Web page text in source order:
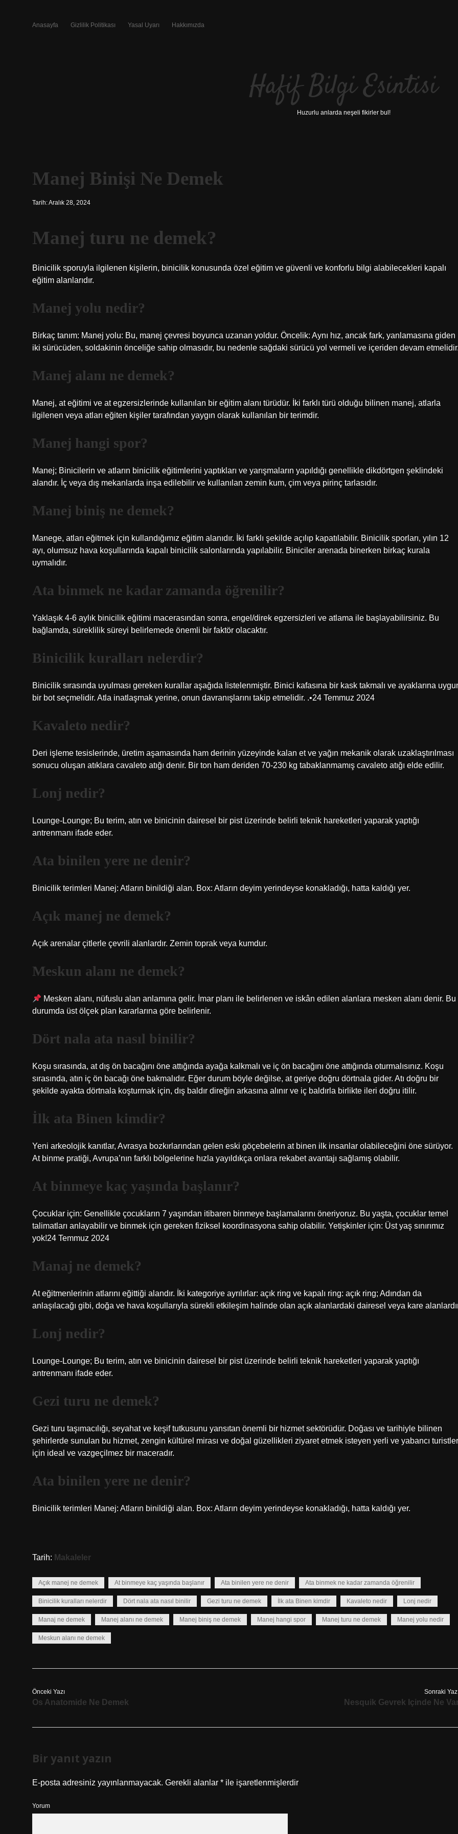
Anasayfa Gizlilik Politikası Yasal Uyarı Hakkımızda
Hafif Bilgi Esintisi
Huzurlu anlarda neşeli fikirler bul!
Manej Binişi Ne Demek
Tarih: Aralık 28, 2024
Manej turu ne demek?
Binicilik sporuyla ilgilenen kişilerin, binicilik konusunda özel eğitim ve güvenli ve konforlu bilgi alabilecekleri kapalı
eğitim alanlarıdır.
Manej yolu nedir?
Birkaç tanım: Manej yolu: Bu, manej çevresi boyunca uzanan yoldur. Öncelik: Aynı hız, ancak fark, yanlamasına giden
iki sürücüden, soldakinin önceliğe sahip olmasıdır, bu nedenle sağdaki sürücü yol vermeli ve içeriden devam
Manej alanı ne demek?
Manej, at eğitimi ve at egzersizlerinde kullanılan bir eğitim alanı türüdür. İki farklı türü olduğu bilinen manej, atlarla
ilgilenen veya atları eğiten kişiler tarafından yaygın olarak kullanılan bir terimdir.
Manej hangi spor?
Manej; Binicilerin ve atların binicilik eğitimlerini yaptıkları ve yarışmaların yapıldığı genellikle dikdörtgen şeklindeki
alandır. İç veya dış mekanlarda inşa edilebilir ve kullanılan zemin kum, çim veya pirinç tarlasıdır.
Manej biniş ne demek?
Manege, atları eğitmek için kullandığımız eğitim alanıdır. İki farklı şekilde açılıp kapatılabilir. Binicilik sporları, yılın 12
ayı, olumsuz hava koşullarında kapalı binicilik salonlarında yapılabilir. Biniciler arenada binerken birkaç kurala
uymalıdır.
Ata binmek ne kadar zamanda öğrenilir?
Yaklaşık 4-6 aylık binicilik eğitimi macerasından sonra, engel/direk egzersizleri ve atlama ile başlayabilirsiniz. Bu
bağlamda, süreklilik süreyi belirlemede önemli bir faktör olacaktır.
Binicilik kuralları nelerdir?
Binicilik sırasında uyulması gereken kurallar aşağıda listelenmiştir. Binici kafasına bir kask takmalı ve ayaklarına
bir bot seçmelidir. Atla inatlaşmak yerine, onun davranışlarını takip etmelidir. .•24 Temmuz 2024
Kavaleto nedir?
Deri işleme tesislerinde, üretim aşamasında ham derinin yüzeyinde kalan et ve yağın mekanik olarak uzaklaştırılması
sonucu oluşan atıklara cavaleto atığı denir. Bir ton ham deriden 70-230 kg tabaklanmamış cavaleto atığı elde edilir.
Lonj nedir?
Lounge-Lounge; Bu terim, atın ve binicinin dairesel bir pist üzerinde belirli teknik hareketleri yaparak yaptığı
antrenmanı ifade eder.
Ata binilen yere ne denir?
Binicilik terimleri Manej: Atların binildiği alan. Box: Atların deyim yerindeyse konakladığı, hatta kaldığı yer.
Açık manej ne demek?
Açık arenalar çitlerle çevrili alanlardır. Zemin toprak veya kumdur.
Meskun alanı ne demek?
Mesken alanı, nüfuslu alan anlamına gelir. İmar planı ile belirlenen ve iskân edilen alanlara mesken alanı denir. Bu
durumda üst ölçek plan kararlarına göre belirlenir.
Dört nala ata nasıl binilir?
Koşu sırasında, at dış ön bacağını öne attığında ayağa kalkmalı ve iç ön bacağını öne attığında oturmalısınız. Koşu
sırasında, atın iç ön bacağı öne bakmalıdır. Eğer durum böyle değilse, at geriye doğru dörtnala gider. Atı doğru bir
şekilde ayakta dörtnala koşturmak için, dış baldır direğin arkasına alınır ve iç baldırla birlikte ileri doğru itilir.
İlk ata Binen kimdir?
Yeni arkeolojik kanıtlar, Avrasya bozkırlarından gelen eski göçebelerin at binen ilk insanlar olabileceğini öne sürüyor.
At binme pratiği, Avrupa’nın farklı bölgelerine hızla yayıldıkça onlara rekabet avantajı sağlamış olabilir.
At binmeye kaç yaşında başlanır?
Çocuklar için: Genellikle çocukların 7 yaşından itibaren binmeye başlamalarını öneriyoruz. Bu yaşta, çocuklar temel
talimatları anlayabilir ve binmek için gereken fiziksel koordinasyona sahip olabilir. Yetişkinler için: Üst yaş sınırımız
yok!24 Temmuz 2024
Manaj ne demek?
At eğitmenlerinin atlarını eğittiği alandır. İki kategoriye ayrılırlar: açık ring ve kapalı ring: açık ring; Adından da
anlaşılacağı gibi, doğa ve hava koşullarıyla sürekli etkileşim halinde olan açık alanlardaki dairesel veya kare
Lonj nedir?
Lounge-Lounge; Bu terim, atın ve binicinin dairesel bir pist üzerinde belirli teknik hareketleri yaparak yaptığı
antrenmanı ifade eder.
Gezi turu ne demek?
Gezi turu taşımacılığı, seyahat ve keşif tutkusunu yansıtan önemli bir hizmet sektörüdür. Doğası ve tarihiyle bilinen
şehirlerde sunulan bu hizmet, zengin kültürel mirası ve doğal güzellikleri ziyaret etmek isteyen yerli ve yabancı turistler
için ideal ve vazgeçilmez bir maceradır.
Ata binilen yere ne denir?
Binicilik terimleri Manej: Atların binildiği alan. Box: Atların deyim yerindeyse konakladığı, hatta kaldığı yer.
Tarih: Makaleler
Açık manej ne demek At binmeye kaç yaşında başlanır Ata binilen yere ne denir Ata binmek ne kadar zamanda öğrenilir
Binicilik kuralları nelerdir Dört nala ata nasıl binilir Gezi turu ne demek İlk ata Binen kimdir Kavaleto nedir Lonj nedir
Manaj ne demek Manej alanı ne demek Manej biniş ne demek Manej hangi spor Manej turu ne demek Manej yolu nedir
Meskun alanı ne demek
Önceki Yazı
Os Anatomide Ne Demek
Sonraki
Nesquik Gevrek Içinde Ne
Bir yanıt yazın
E-posta adresiniz yayınlanmayacak. Gerekli alanlar * ile işaretlenmişlerdir
Yorum